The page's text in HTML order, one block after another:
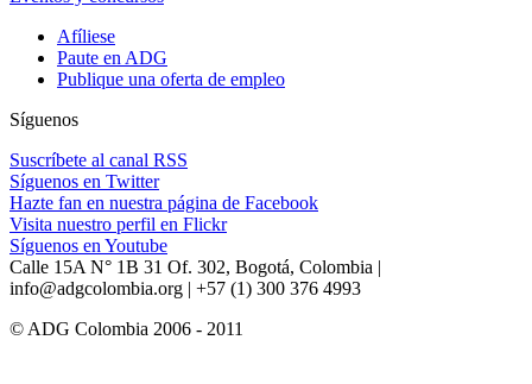
Afíliese
Paute en ADG
Publique una oferta de empleo
Síguenos
Suscríbete al canal RSS
Síguenos en Twitter
Hazte fan en nuestra página de Facebook
Visita nuestro perfil en Flickr
Síguenos en Youtube
Calle 15A N° 1B 31 Of. 302, Bogotá, Colombia |
info@adgcolombia.org | +57 (1) 300 376 4993
© ADG Colombia 2006 - 2011